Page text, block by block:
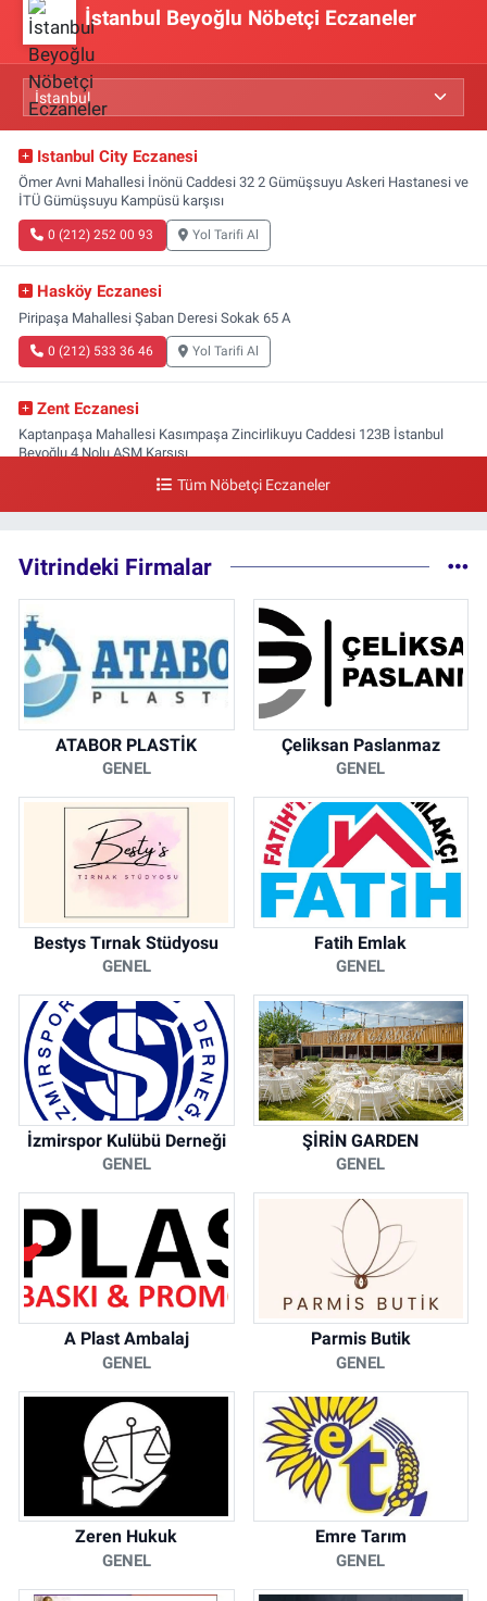
İstanbul Beyoğlu Nöbetçi Eczaneler
Istanbul City Eczanesi
Ömer Avni Mahallesi İnönü Caddesi 32 2 Gümüşsuyu Askeri Hastanesi ve
İTÜ Gümüşsuyu Kampüsü karşısı
0 (212) 252 00 93 Yol Tarifi Al
Hasköy Eczanesi
Piripaşa Mahallesi Şaban Deresi Sokak 65 A
0 (212) 533 36 46 Yol Tarifi Al
Zent Eczanesi
Kaptanpaşa Mahallesi Kasımpaşa Zincirlikuyu Caddesi 123B İstanbul
Beyoğlu 4 Nolu ASM Karşısı
Yol Tarifi Al
Tüm Nöbetçi Eczaneler
Vitrindeki Firmalar
ATABOR PLASTİK
GENEL
Çeliksan Paslanmaz
GENEL
Bestys Tırnak Stüdyosu
GENEL
Fatih Emlak
GENEL
İzmirspor Kulübü Derneği
GENEL
ŞİRİN GARDEN
GENEL
A Plast Ambalaj
GENEL
Parmis Butik
GENEL
Zeren Hukuk
GENEL
Emre Tarım
GENEL